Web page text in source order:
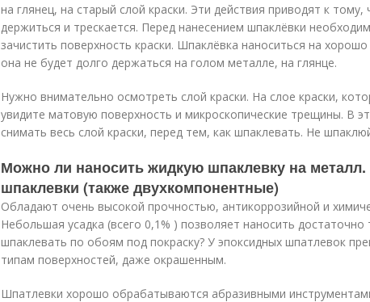
на глянец, на старый слой краски. Эти действия приводят к
держиться и трескается. Перед нанесением шпаклёвки
зачистить поверхность краски. Шпаклёвка наноситься на
она не будет долго держаться на голом металле, на глянце.
Нужно внимательно осмотреть слой краски. На слое краски,
увидите матовую поверхность и микроскопические трещины. В
снимать весь слой краски, перед тем, как шпаклевать. Не
Можно ли наносить жидкую шпаклевку на
шпаклевки (также двухкомпонентные)
Обладают очень высокой прочностью, антикоррозийной и
Небольшая усадка (всего 0,1% ) позволяет наносить
шпаклевать по обоям под покраску? У эпоксидных шпатлевок
типам поверхностей, даже окрашенным.
Шпатлевки хорошо обрабатываются абразивными